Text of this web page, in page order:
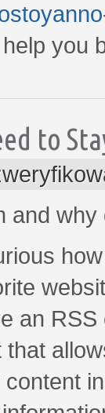
you
to
and
an